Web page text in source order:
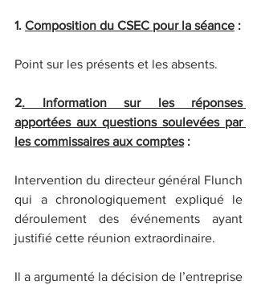
1. Composition du CSEC pour la séance :
Point sur les présents et les absents.
2. Information sur les réponses
apportées aux questions soulevées par
les commissaires aux comptes :
Intervention du directeur général Flunch
qui a chronologiquement expliqué le
déroulement des événements ayant
justifié cette réunion extraordinaire.
Il a argumenté la décision de l’entreprise